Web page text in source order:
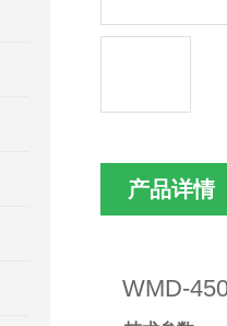
产品详情
WMD-